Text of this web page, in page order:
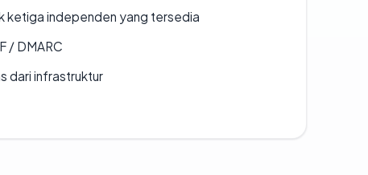
ketiga independen yang tersedia
/ DMARC
dari infrastruktur